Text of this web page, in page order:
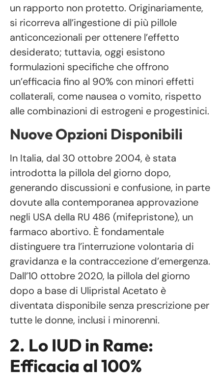
un rapporto non protetto. Originariamente,
si ricorreva all’ingestione di più pillole
anticoncezionali per ottenere l’effetto
desiderato; tuttavia, oggi esistono
formulazioni specifiche che offrono
un’efficacia fino al 90% con minori effetti
collaterali, come nausea o vomito, rispetto
alle combinazioni di estrogeni e progestinici.
Nuove Opzioni Disponibili
In Italia, dal 30 ottobre 2004, è stata
introdotta la pillola del giorno dopo,
generando discussioni e confusione, in parte
dovute alla contemporanea approvazione
negli USA della RU 486 (mifepristone), un
farmaco abortivo. È fondamentale
distinguere tra l’interruzione volontaria di
gravidanza e la contraccezione d’emergenza.
Dall’10 ottobre 2020, la pillola del giorno
dopo a base di Ulipristal Acetato è
diventata disponibile senza prescrizione per
tutte le donne, inclusi i minorenni.
2. Lo IUD in Rame:
Efficacia al 100%